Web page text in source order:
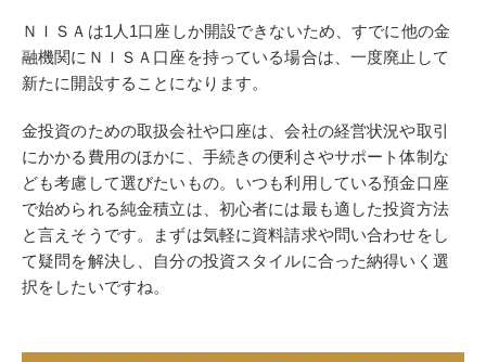
ＮＩＳＡは1人1口座しか開設できないため、すでに他の金
融機関にＮＩＳＡ口座を持っている場合は、一度廃止して
新たに開設することになります。
金投資のための取扱会社や口座は、会社の経営状況や取引
にかかる費用のほかに、手続きの便利さやサポート体制な
ども考慮して選びたいもの。いつも利用している預金口座
で始められる純金積立は、初心者には最も適した投資方法
と言えそうです。まずは気軽に資料請求や問い合わせをし
て疑問を解決し、自分の投資スタイルに合った納得いく選
択をしたいですね。